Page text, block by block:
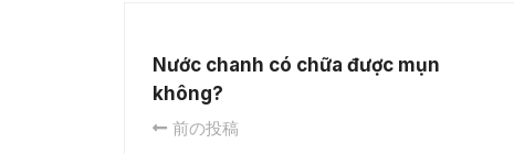
Nước chanh có chữa được mụn
không?
前の投稿